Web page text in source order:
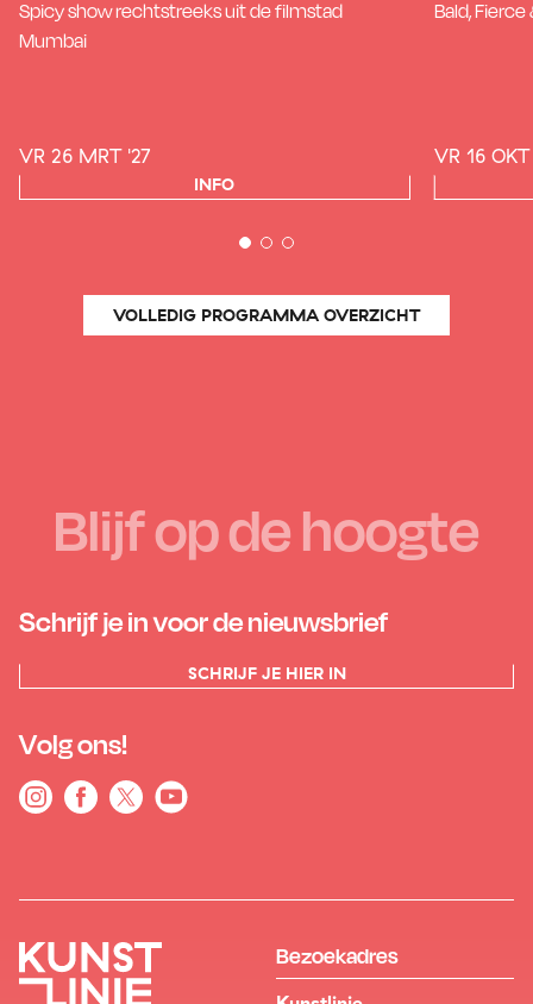
Spicy show rechtstreeks uit de filmstad
Mumbai
VR 26 MRT '27
INFO
Bald,
VR 16
VOLLEDIG PROGRAMMA OVERZICHT
Blijf op de hoogte
Schrijf je in voor de nieuwsbrief
SCHRIJF JE HIER IN
Volg ons!
Bezoekadres